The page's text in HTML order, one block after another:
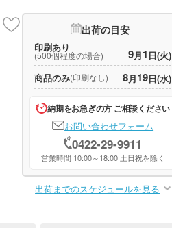
出荷の目安
印刷あり
(500個程度の場合) 9月1 日(火)
商品のみ(印刷なし) 8月19日(水)
納期をお急ぎの方 ご相談ください
お問い合わせフォーム
0422-29-9911
営業時間 10:00～18:00 土日祝を除く
出荷までのスケジュールを見る